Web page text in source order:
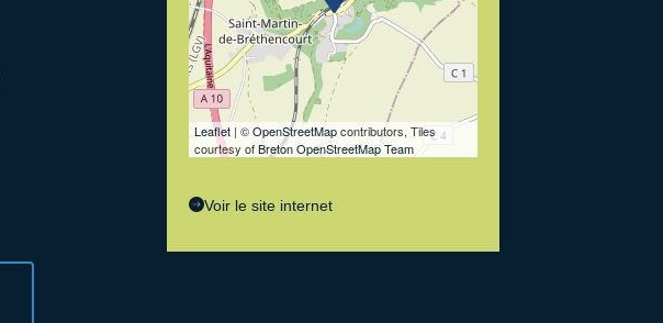
Leaflet| ©OpenStreetMapcontributors, Tiles
courtesy ofBreton OpenStreetMap Team
Voir le site internet